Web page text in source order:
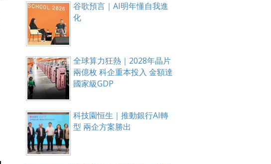
谷歌預言｜AI明年懂自我進
化
全球算力狂熱｜2028年晶片
兩億枚 科企重本投入 金額達
國家級GDP
科技園恒生｜推動銀行AI轉
型 兩企方案勝出